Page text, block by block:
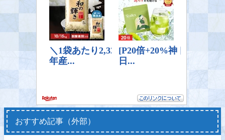
おすすめ記事（外部）